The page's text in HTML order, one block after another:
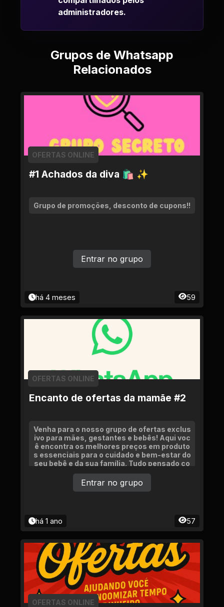
administradores.
Grupos de Whatsapp
Relacionados
#1 Achados da diva 🛍 ✨
OFERTAS ONLINE
Grupo de promoções, desconto de cupons!!
há 4 meses 59
Entrar no grupo
Encanto de ofertas da mamãe #2
OFERTAS ONLINE
Venha para o nosso grupo de ofertas exclus
ivo para mães, gestantes e bebês! Aqui voc
ê encontra os melhores preços em produto
s essenciais para o cuidado e bem-estar do
seu bebê e da sua família. Tudo pensado co
m carinho para facilitar sua rotina .
há 1 ano 57
Entrar no grupo
OFERTAS ONLINE